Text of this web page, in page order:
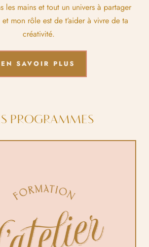
les mains et tout un univers à partager
mon rôle est de t’aider à vivre de ta
créativité.
EN SAVOIR PLUS
PROGRAMMES